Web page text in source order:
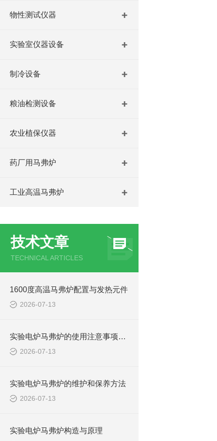
物性测试仪器
实验室仪器设备
制冷设备
粮油检测设备
农业植保仪器
药厂用马弗炉
工业高温马弗炉
技术文章
TECHNICAL ARTICLES
1600度高温马弗炉配置与发热元件
2026-07-13
实验电炉马弗炉的使用注意事项有哪些？
2026-07-13
实验电炉马弗炉的维护和保养方法
2026-07-13
实验电炉马弗炉构造与原理